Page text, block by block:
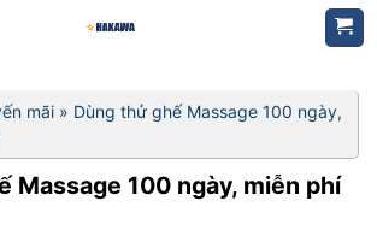
mãi » Dùng thử ghế Massage 100 ngày,
Massage 100 ngày, miễn phí